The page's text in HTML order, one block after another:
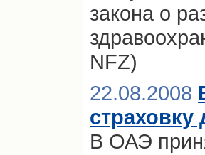
закона о
NFZ)
22.08.2008
страховку
В ОАЭ